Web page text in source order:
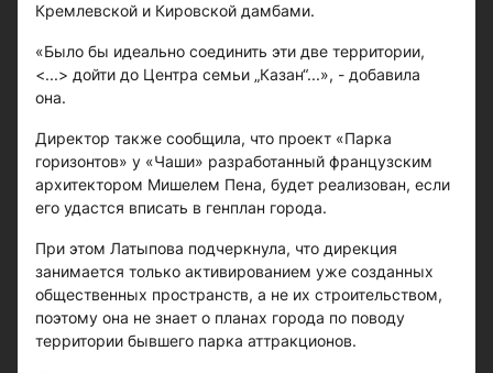
Кремлевской и Кировской дамбами.
«Было бы идеально соединить эти две территории,
<...> дойти до Центра семьи „Казан“...», - добавила
она.
Директор также сообщила, что проект «Парка
горизонтов» у «Чаши» разработанный французским
архитектором Мишелем Пена, будет реализован, если
его удастся вписать в генплан города.
При этом Латыпова подчеркнула, что дирекция
занимается только активированием уже созданных
общественных пространств, а не их строительством,
поэтому она не знает о планах города по поводу
территории бывшего парка аттракционов.